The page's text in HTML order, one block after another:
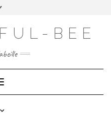
BEE.BE
BEE
Navigation